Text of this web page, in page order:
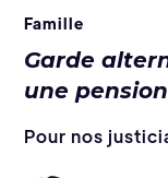
Famille
Garde
une
Pour nos